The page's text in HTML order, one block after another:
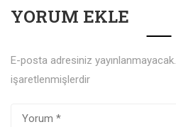
YORUM EKLE
E-posta adresiniz yayınlanmayacak.
işaretlenmişlerdir